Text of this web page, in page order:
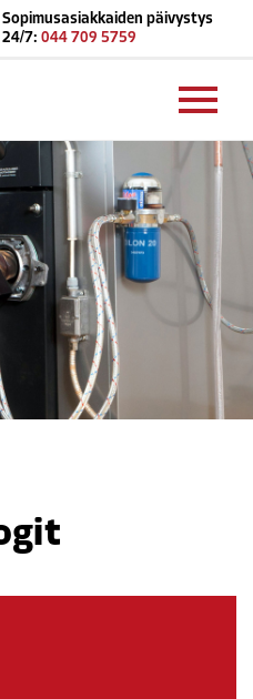
Sopimusasiakkaiden päivystys
24/7: 044 709 5759